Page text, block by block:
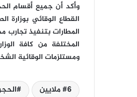
وأكد أن جميع أقسام
القطاع الوقائي
المطارات بتنفيذ تجارب
المختلفة من كافة
ومستلزمات الوقائية
6 ملايين